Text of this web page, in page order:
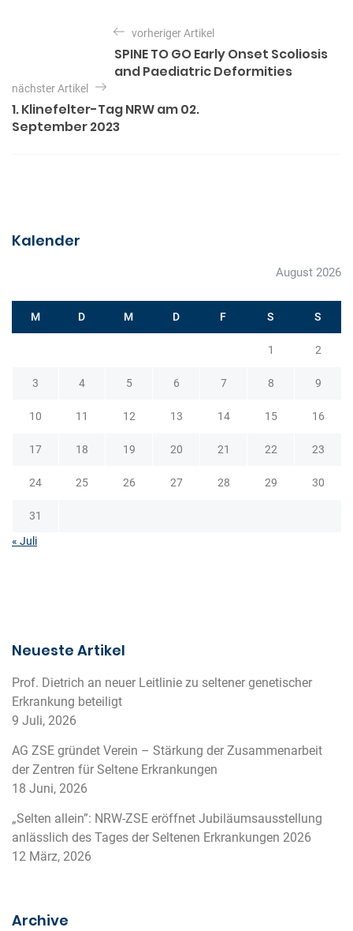
r
i
e
t
r
a
a
g
a
vorheriger Artikel
SPINE TO GO Early Onset Scoliosis
and Paediatric Deformities
nächster Artikel
1. Klinefelter-Tag NRW am 02.
September 2023
Kalender
August 2026
M D M D F S S
1 2
3 4 5 6 7 8 9
10 11 12 13 14 15 16
17 18 19 20 21 22 23
24 25 26 27 28 29 30
31
« Juli
Neueste Artikel
Prof. Dietrich an neuer Leitlinie zu seltener genetischer
Erkrankung beteiligt
9 Juli, 2026
AG ZSE gründet Verein – Stärkung der Zusammenarbeit
der Zentren für Seltene Erkrankungen
18 Juni, 2026
„Selten allein”: NRW-ZSE eröffnet Jubiläumsausstellung
anlässlich des Tages der Seltenen Erkrankungen 2026
12 März, 2026
Archive